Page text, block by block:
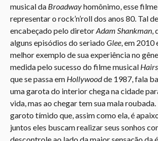
musical da Broadwayhomônimo, esse
representar o rock’n’roll dos anos 80. Tal
encabeçado pelo diretorAdam Shankman,
alguns episódios do seriado Glee, em 2010
melhor exemplo de sua experiência no
medida pelo sucesso do filme musical
que se passa em Hollywoodde 1987, fala
uma garota do interior chega na cidade
vida, mas ao chegar tem sua mala roubada.
garoto tímido que, assim como ela, é
juntos eles buscam realizar seus sonhos